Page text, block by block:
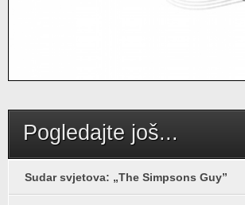
Pogledajte još...
Sudar svjetova: „The Simpsons Guy”